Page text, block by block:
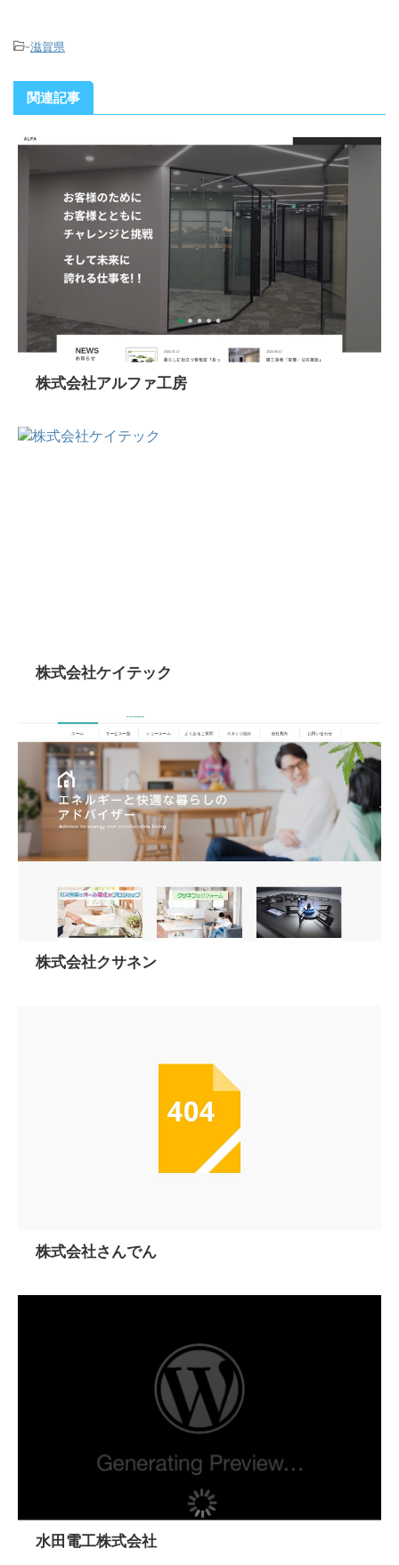
-滋賀県
関連記事
株式会社アルファ工房
株式会社ケイテック
株式会社クサネン
株式会社さんでん
水田電工株式会社